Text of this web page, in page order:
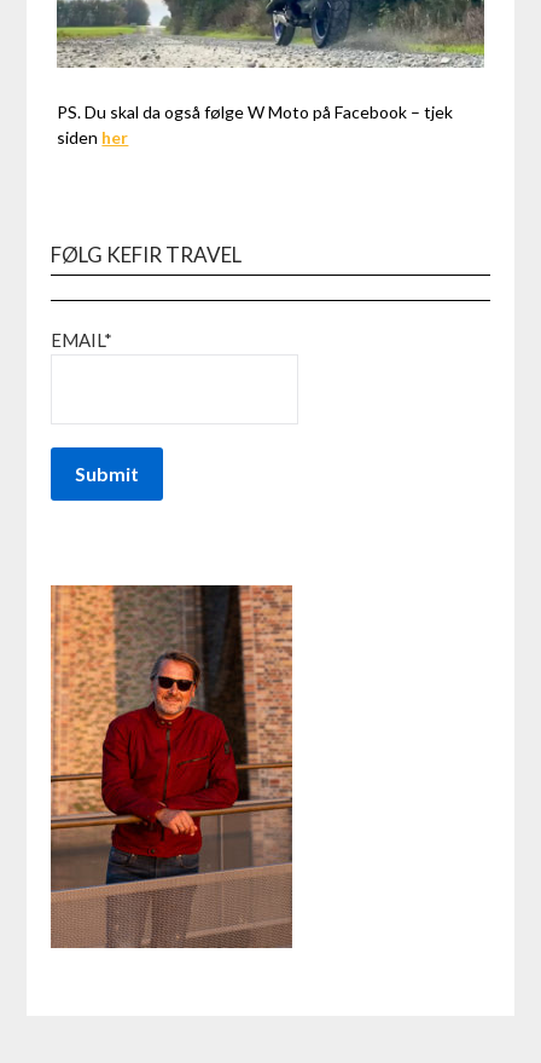
PS. Du skal da også følge W Moto på Facebook – tjek
siden her
FØLG KEFIR TRAVEL
EMAIL*